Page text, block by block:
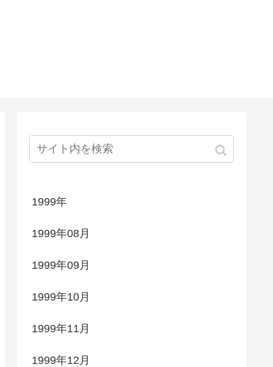
1999年
1999年08月
1999年09月
1999年10月
1999年11月
1999年12月